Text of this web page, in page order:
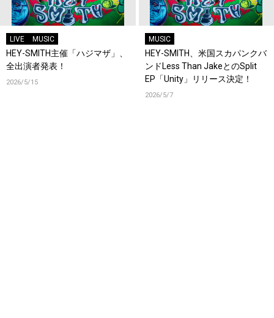
LIVE MUSIC
HEY-SMITH主催「ハジマザ」、
全出演者発表！
2026/5/15
MUSIC
HEY-SMITH、米国スカパンクバ
ンドLess Than JakeとのSplit
EP「Unity」リリース決定！
2026/5/7